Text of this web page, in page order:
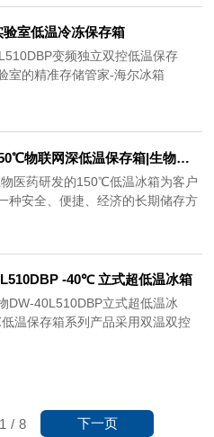
储解决方案。在生物样本留存、医
鲜、科研耗材存储等场景
25℃精准低温环境是保障样本活
稳定性的关键。
室低温冷冻保存箱
变频独立双控低温保存
室的精准存储管家-海尔冰箱
海尔-150℃物联网深低温保存箱|生物样本 细胞储存专用
医药研发的150℃低温冰箱为客户
种安全、便捷、经济的长期储存方
毒、红细胞、白细胞、切片、骨
、海洋产品、特殊检测材料甚至电
测等
-40℃ 立式超低温冰箱
DW-40L510DBP立式超低温冰
温保存箱系列产品采用双温双控
1 / 8 下一页